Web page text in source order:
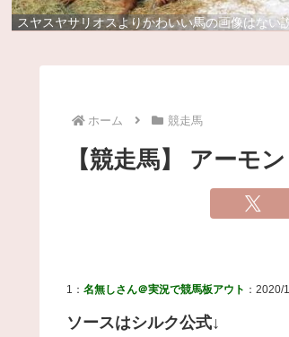
スヤスヤサリオスよりかわいい馬の画像はない
ホーム 競走馬
【競走馬】 アーモ
1： 名無しさん＠実況で競馬板アウト ：
ソースはシルク公式↓